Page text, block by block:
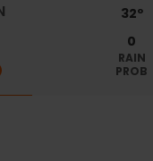
32º
0
RAIN
PROB